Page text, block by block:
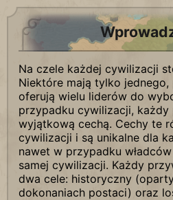
Na czele każdej cywilizacji
Niektóre mają tylko
oferują wielu liderów do
przypadku cywilizacji,
wyjątkową cechą. Cechy te
cywilizacji i są unikalne dla
nawet w przypadku
samej cywilizacji. Każdy
dwa cele: historyczny
dokonaniach postaci) oraz